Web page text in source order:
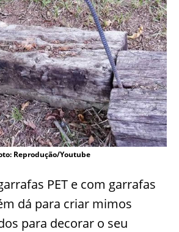
Reprodução/Youtube
PET e com garrafas
dá para criar mimos
para decorar o seu